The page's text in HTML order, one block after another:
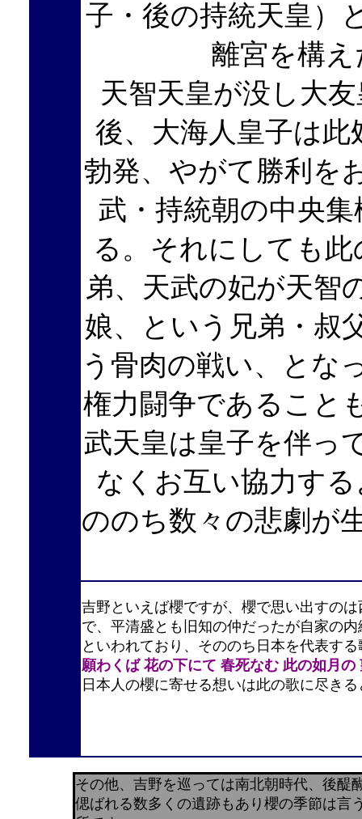
子・後の持統天皇）
離宮を構
天智天皇が没し大
後、大海人皇子は此
勃発、やがて勝利を
武・持統朝の中央
る。それにしても
弟、天武の妃が天智
娘、という兄弟・叔
う骨肉の戦い、とな
権力闘争であること
武天皇は皇子を伴っ
なくお互い協力す
ののち数々の悲劇が
吉野といえば櫻ですが、櫻で思い出すの
で、平清盛とも旧知の仲だったが自家の
といわれており、そののち日本を代表す
願わくば 花の下にて 春死なむ 此の如月の
日本人の櫻に寄せる想いは此の歌に尽き
その他、吉野を巡っては南北朝時代、後醍
偲ばれる数多くの遺跡もあり 櫻の季節は言